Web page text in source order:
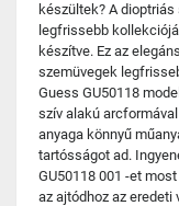
készültek? A
legfrissebb
készítve. Ez az
szemüvegek
Guess GU50118
szív alakú
anyaga könnyű
tartósságot ad.
GU50118 001 -et
az ajtódhoz az